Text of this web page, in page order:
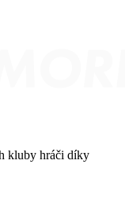
kluby hráči díky